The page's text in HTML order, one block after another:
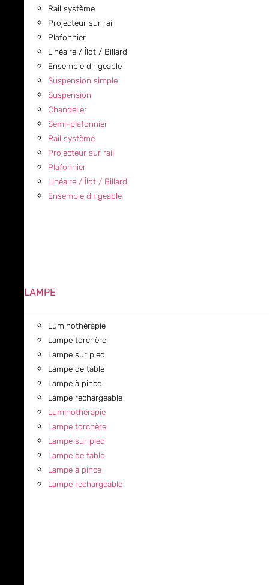
Rail système
Projecteur sur rail
Plafonnier
Linéaire / Îlot / Billard
Ensemble dirigeable
Suspension simple
Suspension
Chandelier
Semi-plafonnier
Rail système
Projecteur sur rail
Plafonnier
Linéaire / Îlot / Billard
Ensemble dirigeable
LAMPE
Luminothérapie
Lampe torchère
Lampe sur pied
Lampe de table
Lampe à pince
Lampe rechargeable
Luminothérapie
Lampe torchère
Lampe sur pied
Lampe de table
Lampe à pince
Lampe rechargeable